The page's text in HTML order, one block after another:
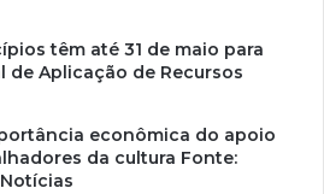
têm até 31 de maio para
de Aplicação de Recursos
econômica do apoio
da cultura Fonte: